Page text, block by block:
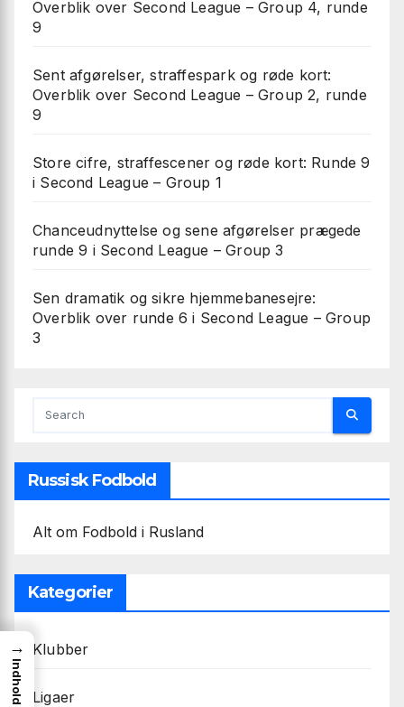
Overblik over Second League – Group 4, runde
9
Sent afgørelser, straffespark og røde kort:
Overblik over Second League – Group 2, runde
9
Store cifre, straffescener og røde kort: Runde 9
i Second League – Group 1
Chanceudnyttelse og sene afgørelser prægede
runde 9 i Second League – Group 3
Sen dramatik og sikre hjemmebanesejre:
Overblik over runde 6 i Second League – Group
3
Russisk Fodbold
Alt om Fodbold i Rusland
Kategorier
Klubber
Ligaer
→
Indhold